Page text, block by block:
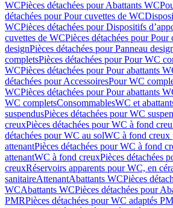
WCPièces détachées pour Abattants WC
détachées pour Pour cuvettes de WC
WCPièces détachées pour Dispositifs
cuvettes de WCPièces détachées pour Pour
designPièces détachées pour Panneau
completsPièces détachées pour Pour WC
WCPièces détachées pour Pour abattants
détachées pour AccessoiresPour WC
WCPièces détachées pour Pour abattants
WC completsConsommablesWC et
suspendusPièces détachées pour WC
creuxPièces détachées pour WC à fond
détachées pour WC au solWC à fond creux
attenantPièces détachées pour WC à fond
attenantWC à fond creuxPièces détachées
creuxRéservoirs apparents pour WC, en
sanitaireAttenantAbattants WCPièces
WCAbattants WCPièces détachées pour
PMRPièces détachées pour WC adaptés